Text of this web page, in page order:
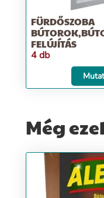
FÜRDŐSZOBA
FELÚJÍTÁS
4 db
Mutat
Még